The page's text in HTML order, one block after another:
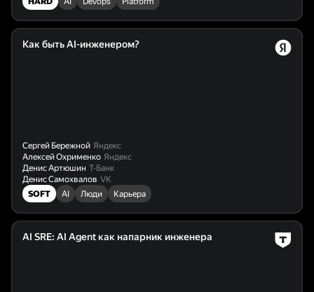
Как быть AI-инженером?
Сергей Бережной Яндекс
Алексей Охрименко Яндекс
Денис Артюшин Т-Банк
Денис Самохвалов VK
SOFT
AI Люди Карьера
AI SRE: AI Agent как напарник инженера